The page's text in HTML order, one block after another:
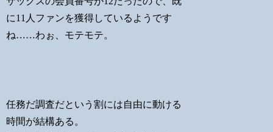
に11人ファンを獲得しているようです
ね……わぉ、モテモテ。
任務だ調査だという割には自由に動ける
時間が結構ある。